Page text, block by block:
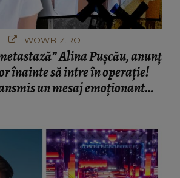
WOWBIZ.RO
Alina Pușcău, anunț
înainte să intre în operație!
un mesaj emoționant